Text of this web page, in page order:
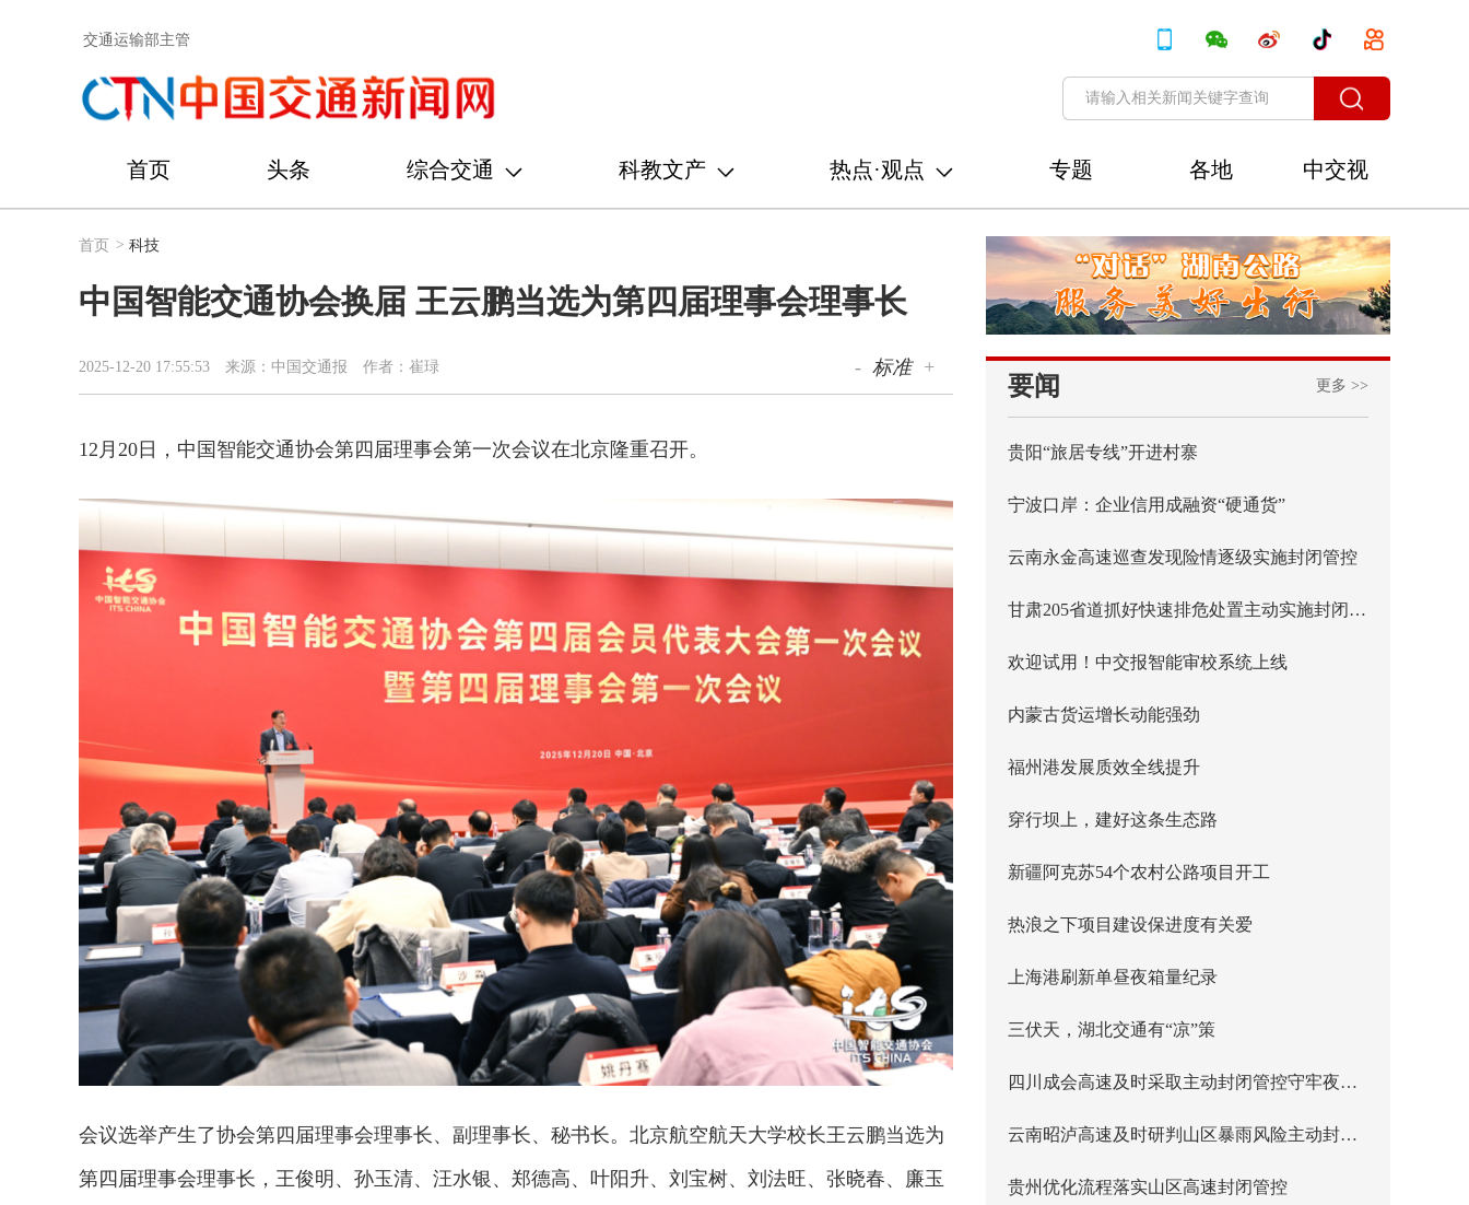
交通运输部主管
首页 头条 综合交通 科教文产 热点·观点 专题 各地
中交视
讯
首页 > 科技
中国智能交通协会换届 王云鹏当选为第四届理事会理事长
2025-12-20 17:55:53 来源：中国交通报 作者：崔琭 - 标准 +
12月20日，中国智能交通协会第四届理事会第一次会议在北京隆重召开。
会议选举产生了协会第四届理事会理事长、副理事长、秘书长。北京航空航天大学校长王云鹏当选为
第四届理事会理事长，王俊明、孙玉清、汪水银、郑德高、叶阳升、刘宝树、刘法旺、张晓春、廉玉
要闻 更多 >>
贵阳“旅居专线”开进村寨
宁波口岸：企业信用成融资“硬通货”
云南永金高速巡查发现险情逐级实施封闭管控
甘肃205省道抓好快速排危处置主动实施封闭管控
欢迎试用！中交报智能审校系统上线
内蒙古货运增长动能强劲
福州港发展质效全线提升
穿行坝上，建好这条生态路
新疆阿克苏54个农村公路项目开工
热浪之下项目建设保进度有关爱
上海港刷新单昼夜箱量纪录
三伏天，湖北交通有“凉”策
四川成会高速及时采取主动封闭管控守牢夜间安全防线
云南昭泸高速及时研判山区暴雨风险主动封闭管控
贵州优化流程落实山区高速封闭管控